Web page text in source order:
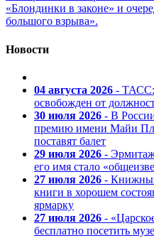
«Блондинки в законе» и
большого взрыва».
Новости
04 августа 2026 - ТАСС:
освобожден от
30 июля 2026 - В
премию имени Майи
поставят балет
29 июля 2026 -
его имя стало
27 июля 2026 -
книги в хорошем
ярмарку
27 июля 2026 -
бесплатно посетить